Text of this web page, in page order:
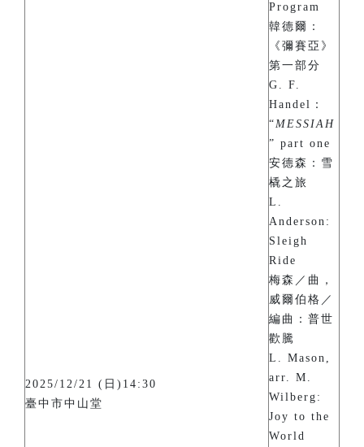
2025/12/21 (日)14:30
臺中市中山堂
Program
韓德爾：
《彌賽亞》
第一部分
G. F.
Handel：
“MESSIAH
” part one
安德森：雪
橇之旅
L.
Anderson:
Sleigh
Ride
梅森／曲，
威爾伯格／
編曲：普世
歡騰
L. Mason,
arr. M.
Wilberg:
Joy to the
World